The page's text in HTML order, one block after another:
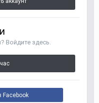
Войдите здесь.
Facebook